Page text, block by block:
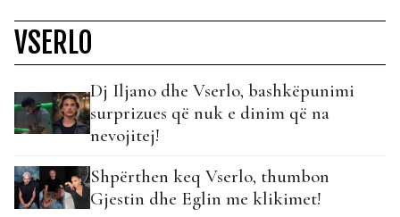
VSERLO
Dj Iljano dhe Vserlo, bashkëpunimi
surprizues që nuk e dinim që na
nevojitej!
Shpërthen keq Vserlo, thumbon
Gjestin dhe Eglin me klikimet!